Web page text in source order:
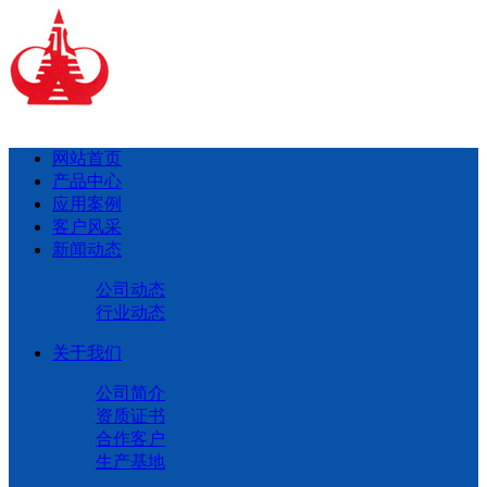
网站首页
产品中心
应用案例
客户风采
新闻动态
公司动态
行业动态
关于我们
公司简介
资质证书
合作客户
生产基地